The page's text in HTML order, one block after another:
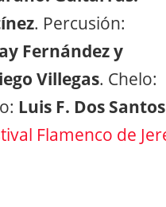
. Percusión:
Fernández y
Villegas. Chelo:
Luis F. Dos Santos
Flamenco de